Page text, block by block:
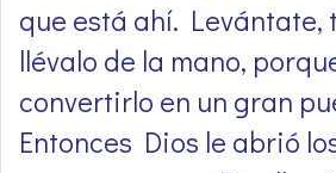
que está ahí. Levántate,
llévalo de la mano,
convertirlo en un gran
Entonces Dios le abrió